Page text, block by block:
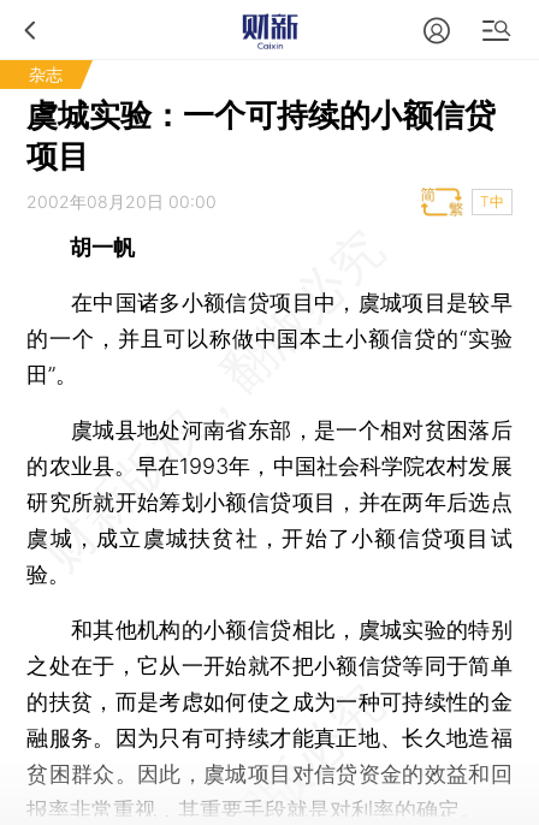
杂志
虞城实验：一个可持续的小额信贷
项目
2002年08月20日 00:00 T中
胡一帆
在中国诸多小额信贷项目中，虞城项目是较早
的一个，并且可以称做中国本土小额信贷的“实验
田”。
虞城县地处河南省东部，是一个相对贫困落后
的农业县。早在1993年，中国社会科学院农村发展
研究所就开始筹划小额信贷项目，并在两年后选点
虞城，成立虞城扶贫社，开始了小额信贷项目试
验。
和其他机构的小额信贷相比，虞城实验的特别
之处在于，它从一开始就不把小额信贷等同于简单
的扶贫，而是考虑如何使之成为一种可持续性的金
融服务。因为只有可持续才能真正地、长久地造福
贫困群众。因此，虞城项目对信贷资金的效益和回
报率非常重视，其重要手段就是对利率的确定。